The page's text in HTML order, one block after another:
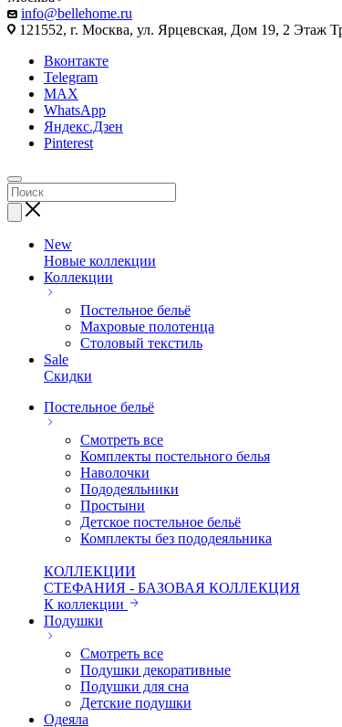
info@bellehome.ru
121552, г. Москва, ул. Ярцевская, Дом 19, 2 Этаж
Вконтакте
Telegram
MAX
WhatsApp
Яндекс.Дзен
Pinterest
New
Новые коллекции
Коллекции
Постельное бельё
Махровые полотенца
Столовый текстиль
Sale
Скидки
Постельное бельё
Смотреть все
Комплекты постельного белья
Наволочки
Пододеяльники
Простыни
Детское постельное бельё
Комплекты без пододеяльника
КОЛЛЕКЦИИ
СТЕФАНИЯ - БАЗОВАЯ КОЛЛЕКЦИЯ
К коллекции
Подушки
Смотреть все
Подушки декоративные
Подушки для сна
Детские подушки
Одеяла